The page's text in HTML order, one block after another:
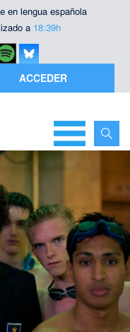
en lengua española
a 18:39h
ACCEDER